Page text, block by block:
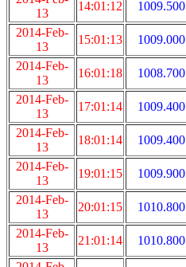
13
14:01:12 1009.500
2014-Feb-
13
15:01:13 1009.000
2014-Feb-
13
16:01:18 1008.700
2014-Feb-
13
17:01:14 1009.400
2014-Feb-
13
18:01:14 1009.400
2014-Feb-
13
19:01:15 1009.900
2014-Feb-
13
20:01:15 1010.800
2014-Feb-
13
21:01:14 1010.800